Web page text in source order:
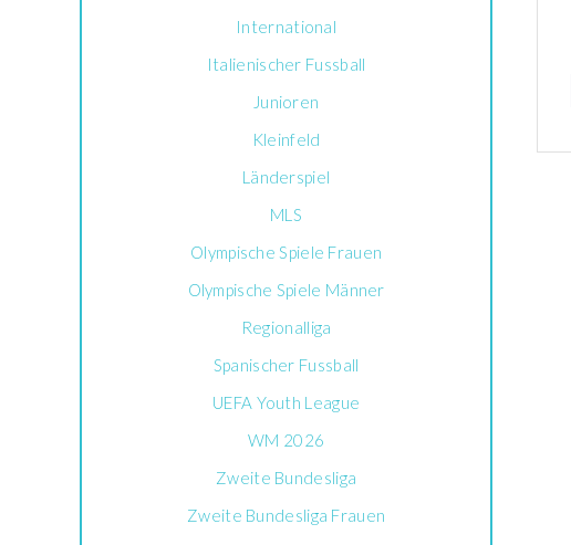
International
Italienischer Fussball
Junioren
Kleinfeld
Länderspiel
MLS
Olympische Spiele Frauen
Olympische Spiele Männer
Regionalliga
Spanischer Fussball
UEFA Youth League
WM 2026
Zweite Bundesliga
Zweite Bundesliga Frauen